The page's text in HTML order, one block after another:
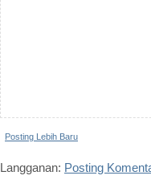
Posting Lebih Baru
Langganan: Posting